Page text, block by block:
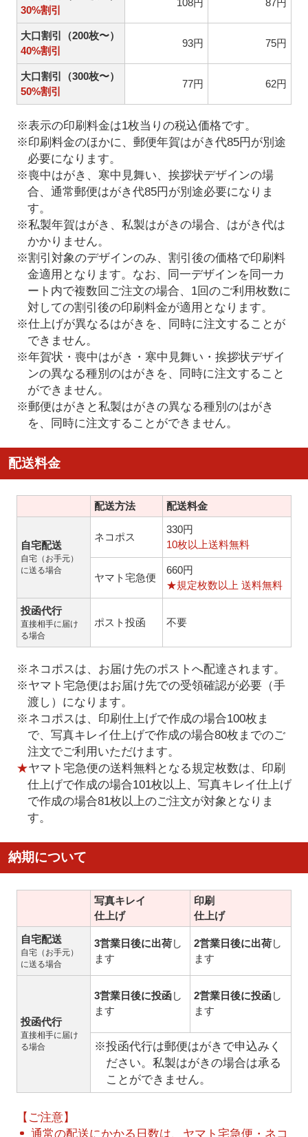
30%割引
大口割引（200枚〜）
40%割引
93円 75円
大口割引（300枚〜）
50%割引
77円 62円
※表示の印刷料金は1枚当りの税込価格です。
※印刷料金のほかに、郵便年賀はがき代85円が別途
必要になります。
※喪中はがき、寒中見舞い、挨拶状デザインの場
合、通常郵便はがき代85円が別途必要になりま
す。
※私製年賀はがき、私製はがきの場合、はがき代は
かかりません。
※割引対象のデザインのみ、割引後の価格で印刷料
金適用となります。なお、同一デザインを同一カ
ート内で複数回ご注文の場合、1回のご利用枚数に
対しての割引後の印刷料金が適用となります。
※仕上げが異なるはがきを、同時に注文することが
できません。
※年賀状・喪中はがき・寒中見舞い・挨拶状デザイ
ンの異なる種別のはがきを、同時に注文すること
ができません。
※郵便はがきと私製はがきの異なる種別のはがき
を、同時に注文することができません。
配送料金
配送方法 配送料金
自宅配送
自宅（お手元）
に送る場合
ネコポス
330円
10枚以上送料無料
ヤマト宅急便
660円
★規定枚数以上 送料無料
投函代行
直接相手に届け
る場合
ポスト投函 不要
※ネコポスは、お届け先のポストへ配達されます。
※ヤマト宅急便はお届け先での受領確認が必要（手
渡し）になります。
※ネコポスは、印刷仕上げで作成の場合100枚ま
で、写真キレイ仕上げで作成の場合80枚までのご
注文でご利用いただけます。
★ヤマト宅急便の送料無料となる規定枚数は、印刷
仕上げで作成の場合101枚以上、写真キレイ仕上げ
で作成の場合81枚以上のご注文が対象となりま
す。
納期について
写真キレイ
仕上げ
印刷
仕上げ
自宅配送
自宅（お手元）
に送る場合
3営業日後に出荷し
ます
2営業日後に出荷し
ます
投函代行
直接相手に届け
る場合
3営業日後に投函し
ます
2営業日後に投函し
ます
※投函代行は郵便はがきで申込みく
ださい。私製はがきの場合は承る
ことができません。
【ご注意】
通常の配送にかかる日数は、ヤマト宅急便・ネコ